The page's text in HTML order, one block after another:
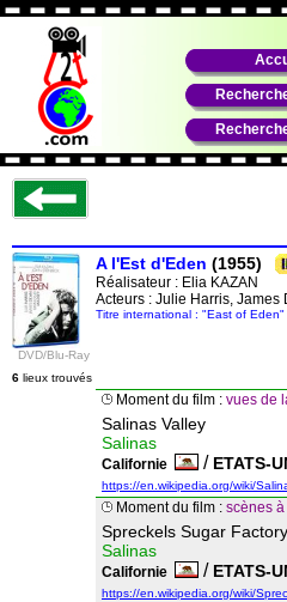
DVD/Blu-Ray
A l'Est d'Eden (1955)
Réalisateur : Elia KAZAN
Acteurs : Julie Harris, James
Titre international : "East of Eden"
6 lieux trouvés
Moment du film : vues de
Salinas Valley
Salinas
Californie / ETATS-
https://en.wikipedia.org/wiki/
Moment du film : scènes
Spreckels Sugar Factory
Salinas
Californie / ETATS-
https://en.wikipedia.org/wiki/